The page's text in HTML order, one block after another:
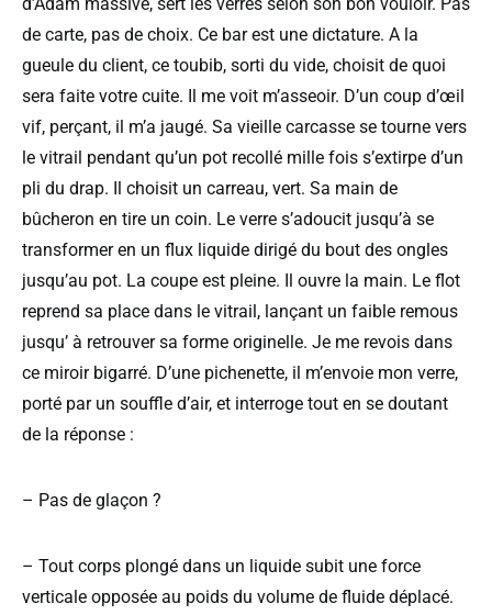
de carte, pas de choix. Ce bar est une dictature. A la
gueule du client, ce toubib, sorti du vide, choisit de quoi
sera faite votre cuite. Il me voit m’asseoir. D’un coup d’œil
vif, perçant, il m’a jaugé. Sa vieille carcasse se tourne vers
le vitrail pendant qu’un pot recollé mille fois s’extirpe d’un
pli du drap. Il choisit un carreau, vert. Sa main de
bûcheron en tire un coin. Le verre s’adoucit jusqu’à se
transformer en un flux liquide dirigé du bout des ongles
jusqu’au pot. La coupe est pleine. Il ouvre la main. Le flot
reprend sa place dans le vitrail, lançant un faible remous
jusqu’ à retrouver sa forme originelle. Je me revois dans
ce miroir bigarré. D’une pichenette, il m’envoie mon verre,
porté par un souffle d’air, et interroge tout en se doutant
de la réponse :
– Pas de glaçon ?
– Tout corps plongé dans un liquide subit une force
verticale opposée au poids du volume de fluide déplacé.